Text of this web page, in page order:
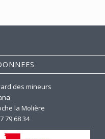
des mineurs
la Molière
79 68 34